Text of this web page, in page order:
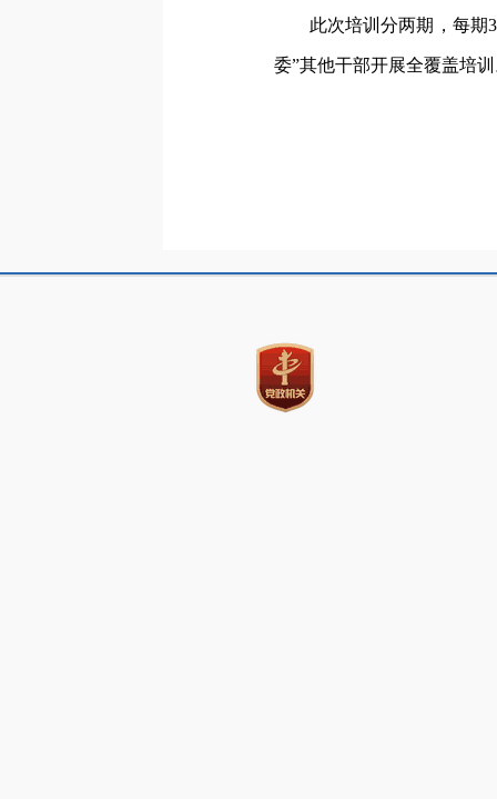
此次培训分两期，每期
委”其他干部开展全覆盖培